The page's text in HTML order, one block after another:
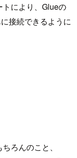
により、Glueの
接続できるように
ろんのこと、